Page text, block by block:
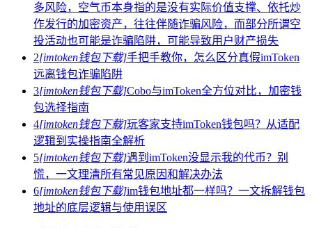
多风险，空气币本身指的是没有实际价值支撑、依托炒
作发行的加密资产，往往伴随诈骗风险，而部分所谓空
投活动也可能是诈骗陷阱，可能导致用户财产损失
2[imtoken钱包下载]手把手教你，怎么区分真假imToken
远离钱包诈骗陷阱
3[imtoken钱包下载]Cobo与imToken全方位对比，加密钱
包选择指南
4[imtoken钱包下载]玩客家支持imToken钱包吗？从适配
逻辑到实操指南全解析
5[imtoken钱包下载]遇到imToken没显示我的代币？别
慌，一文理清所有常见原因和解决办法
6[imtoken钱包下载]im钱包地址都一样吗？一文拆解钱包
地址的底层逻辑与使用误区